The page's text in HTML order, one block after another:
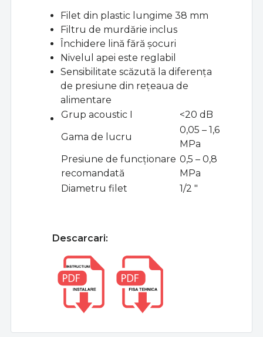
Filet din plastic lungime 38 mm
Filtru de murdărie inclus
Închidere lină fără șocuri
Nivelul apei este reglabil
Sensibilitate scăzută la diferența
de presiune din rețeaua de
alimentare
Grup acoustic I
<20 dB
Gama de lucru
0,05 – 1,6
MPa
Presiune de funcționare
recomandată
0,5 – 0,8
MPa
Diametru filet
1/2 "
Descarcari: